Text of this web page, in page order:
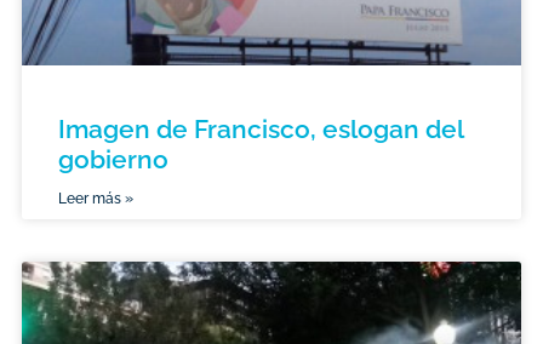
Imagen de Francisco, eslogan del
gobierno
Leer más »